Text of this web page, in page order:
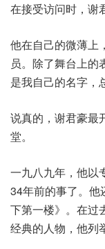
在接受访问时，谢
他在自己的微薄上
员。除了舞台上的
是我自己的名字，
说真的，谢君豪最
堂。
一九八九年，他以
34年前的事了。他
下第一楼》。在过
经典的人物，他列